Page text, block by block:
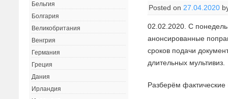
Posted on 27.04.2020
02.02.2020. С
анонсированные
сроков подачи
длительных мультивиз.
Разберём
Бельгия
Болгария
Великобритания
Венгрия
Германия
Греция
Дания
Ирландия